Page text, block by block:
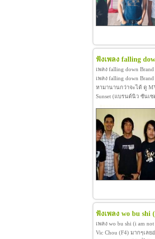
ฟังเพลง falling
เพลง falling down
เพลง falling down
หามานานกว่าจะได้ ดู
Sunset (แบรนด์นิว ซันเ
ฟังเพลง wo bu shi
เพลง wo bu shi (i am
Vic Chou (F4) มากๆเล